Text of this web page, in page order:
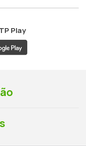
Play